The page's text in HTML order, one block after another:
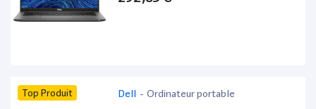
Top Produit Dell - Ordinateur portable